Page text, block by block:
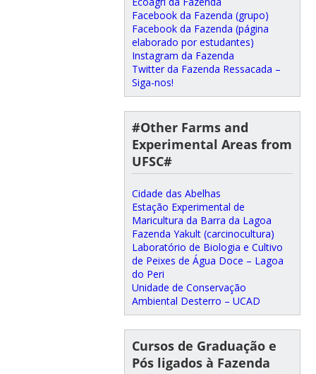
Facebook da Fazenda (grupo)
Facebook da Fazenda (página
elaborado por estudantes)
Instagram da Fazenda
Twitter da Fazenda Ressacada –
Siga-nos!
#Other Farms and
Experimental Areas from
UFSC#
Cidade das Abelhas
Estação Experimental de
Maricultura da Barra da Lagoa
Fazenda Yakult (carcinocultura)
Laboratório de Biologia e Cultivo
de Peixes de Água Doce – Lagoa
do Peri
Unidade de Conservação
Ambiental Desterro – UCAD
Cursos de Graduação e
Pós ligados à Fazenda